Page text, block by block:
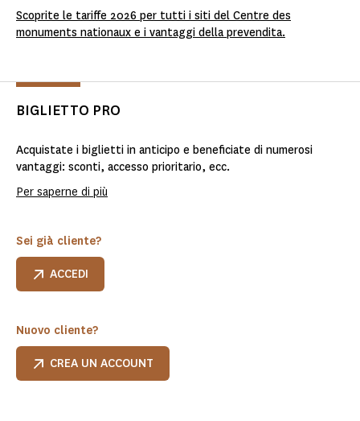
Scoprite le tariffe 2026 per tutti i siti del Centre des
monuments nationaux e i vantaggi della prevendita.
BIGLIETTO PRO
Acquistate i biglietti in anticipo e beneficiate di numerosi
vantaggi: sconti, accesso prioritario, ecc.
Per saperne di più
Sei già cliente?
ACCEDI
Nuovo cliente?
CREA UN ACCOUNT